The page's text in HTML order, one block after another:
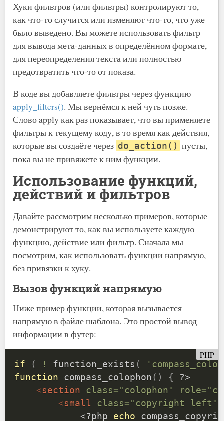
Хуки фильтров (или фильтры) контролируют то,
как что-то случится или изменяют что-то, что уже
было выведено. Вы можете использовать фильтр
для вывода мета-данных в определённом формате,
для переопределения текста или полностью
предотвратить что-то от показа.
В коде вы добавляете фильтры через функцию
apply_filters(). Мы вернёмся к ней чуть позже.
Слово apply как раз показывает, что вы применяете
фильтры к текущему коду, в то время как действия,
которые вы создаёте через do_action() пусты,
пока вы не привяжете к ним функции.
Использование функций,
действий и фильтров
Давайте рассмотрим несколько примеров, которые
демонстрируют то, как вы используете каждую
функцию, действие или фильтр. Сначала мы
посмотрим, как использовать функции напрямую,
без привязки к хуку.
Вызов функций напрямую
Ниже пример функции, которая вызывается
напрямую в файле шаблона. Это простой вывод
информации в футер:
PHP
if ( ! function_exists (
function
compass_colophon ( ) {
?>
<section class= " colophon " role= "
<small class= " copyright left ">
<?php
echo